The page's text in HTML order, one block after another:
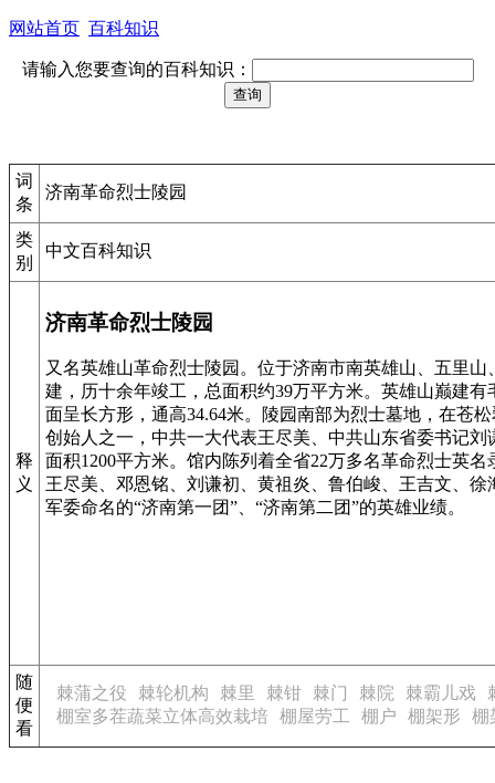
网站首页 百科知识
请输入您要查询的百科知识：
词
条
济南革命烈士陵园
类
别
中文百科知识
释
义
济南革命烈士陵园
又名英雄山革命烈士陵园。位于济南市南英雄山、五里
建，历十余年竣工，总面积约39万平方米。英雄山巅建
面呈长方形，通高34.64米。陵园南部为烈士墓地，在苍
创始人之一，中共一大代表王尽美、中共山东省委书记
面积1200平方米。馆内陈列着全省22万多名革命烈士英
王尽美、邓恩铭、刘谦初、黄祖炎、鲁伯峻、王吉文、
军委命名的“济南第一团”、“济南第二团”的英雄业绩。
随
便
看
棘蒲之役 棘轮机构 棘里 棘钳 棘门 棘院 棘霸儿戏
棚室多茬蔬菜立体高效栽培
棚屋劳工 棚户 棚架形 棚